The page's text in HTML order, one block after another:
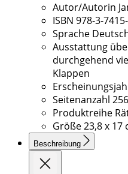
Autor/Autorin
ISBN 978-3-
Sprache
Ausstattung
durchgehend
Klappen
Seitenanzahl 256
Produktreihe
Größe23,8 x 17
Beschreibung